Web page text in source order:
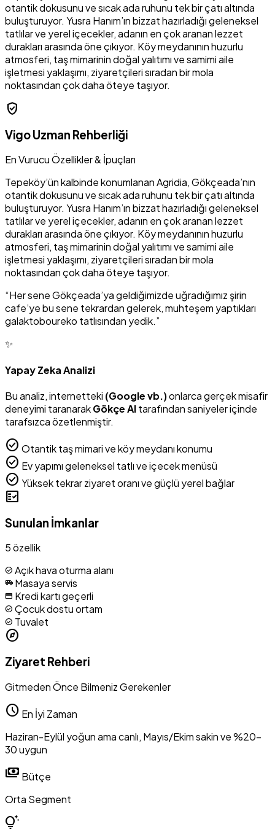
otantik dokusunu ve sıcak ada ruhunu tek bir çatı altında
buluşturuyor. Yusra Hanım’ın bizzat hazırladığı geleneksel
tatlılar ve yerel içecekler, adanın en çok aranan lezzet
durakları arasında öne çıkıyor. Köy meydanının huzurlu
atmosferi, taş mimarinin doğal yalıtımı ve samimi aile
işletmesi yaklaşımı, ziyaretçileri sıradan bir mola
noktasından çok daha öteye taşıyor.
verified_user
Vigo Uzman Rehberliği
En Vurucu Özellikler & İpuçları
Tepeköy’ün kalbinde konumlanan Agridia, Gökçeada’nın
otantik dokusunu ve sıcak ada ruhunu tek bir çatı altında
buluşturuyor. Yusra Hanım’ın bizzat hazırladığı geleneksel
tatlılar ve yerel içecekler, adanın en çok aranan lezzet
durakları arasında öne çıkıyor. Köy meydanının huzurlu
atmosferi, taş mimarinin doğal yalıtımı ve samimi aile
işletmesi yaklaşımı, ziyaretçileri sıradan bir mola
noktasından çok daha öteye taşıyor.
“Her sene Gökçeada’ya geldiğimizde uğradığımız şirin
cafe’ye bu sene tekrardan gelerek, muhteşem yaptıkları
galaktoboureko tatlısından yedik.”
✨
Yapay Zeka Analizi
Bu analiz, internetteki (Google vb.)onlarca gerçek misafir
deneyimi taranarakGökçe AItarafından saniyeler içinde
tarafsızca özetlenmiştir.
check_circle Otantik taş mimari ve köy meydanı konumu
check_circle Ev yapımı geleneksel tatlı ve içecek menüsü
check_circle Yüksek tekrar ziyaret oranı ve güçlü yerel bağlar
fact_check
Sunulan İmkanlar
5 özellik
check_circle Açık hava oturma alanı
airport_shuttle Masaya servis
credit_card Kredi kartı geçerli
check_circle Çocuk dostu ortam
check_circle Tuvalet
explore
Ziyaret Rehberi
Gitmeden Önce Bilmeniz Gerekenler
schedule En İyi Zaman
Haziran-Eylül yoğun ama canlı, Mayıs/Ekim sakin ve %20-
30 uygun
payments Bütçe
Orta Segment
tips_and_updates